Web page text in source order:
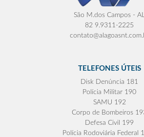
São M.dos Campos -
82 9.9311-2225
TELEFONES ÚTEIS
Disk Denúncia 181
Polícia Militar 190
SAMU 192
Corpo de Bombeiros
Defesa Civil 199
Polícia Rodoviária Federal